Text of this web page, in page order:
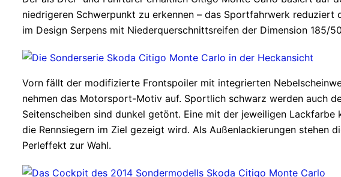
niedrigeren Schwerpunkt zu erkennen – das Sportfahrwerk
im Design Serpens mit Niederquerschnittsreifen der Dimension 185/
Vorn fällt der modifizierte Frontspoiler mit integrierten
nehmen das Motorsport-Motiv auf. Sportlich schwarz werden auch
Seitenscheiben sind dunkel getönt. Eine mit der jeweiligen
die Rennsiegern im Ziel gezeigt wird. Als Außenlackierungen stehen
Perleffekt zur Wahl.